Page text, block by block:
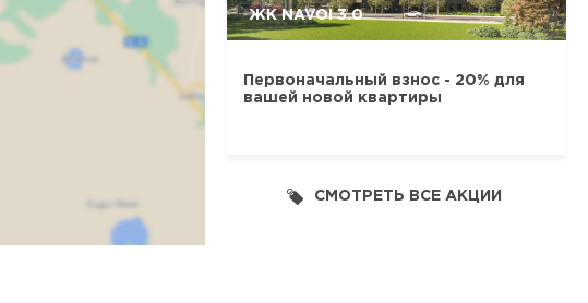
ЖК NAVOI 3.0
Первоначальный взнос - 20% для
вашей новой квартиры
СМОТРЕТЬ ВСЕ АКЦИИ